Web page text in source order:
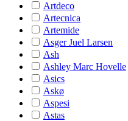
Artdeco
Artecnica
Artemide
Asger Juel Larsen
Ash
Ashley Marc Hovelle
Asics
Askø
Aspesi
Astas